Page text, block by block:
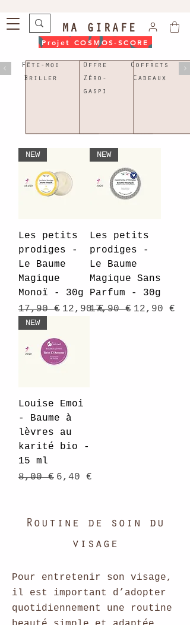
Fête-moi
Briller
Offre
Zéro-
gaspi
Coffrets
Cadeaux
MA GIRAFE
Projet COSMOS-SCORE
NEW
Les petits
prodiges -
Le Baume
Magique
Monoï - 30g
Prix original
17,90 € Prix promotionnel
12,90 €
NEW
Les petits
prodiges -
Le Baume
Magique Sans
Parfum - 30g
Prix original
17,90 € Prix
12,90 €
NEW
Louise Emoi
- Baume à
lèvres au
karité bio -
15 ml
Prix original
8,00 € Prix promotionnel
6,40 €
cosmétique bio visage
Routine de soin du
visage
Pour entretenir son visage,
il est important d’adopter
quotidiennement une routine